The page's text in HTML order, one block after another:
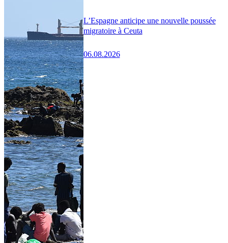
L’Espagne anticipe une nouvelle poussée
migratoire à Ceuta
06.08.2026